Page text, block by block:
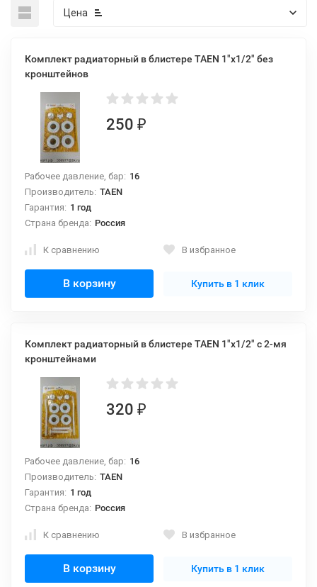
Цена
Комплект радиаторный в блистере TAEN 1"x1/2" без
кронштейнов
250 ₽
Рабочее давление, бар: 16
Производитель: TAEN
Гарантия: 1 год
Страна бренда: Россия
К сравнению В избранное
В корзину Купить в 1 клик
Комплект радиаторный в блистере TAEN 1"x1/2" с 2-мя
кронштейнами
320 ₽
Рабочее давление, бар: 16
Производитель: TAEN
Гарантия: 1 год
Страна бренда: Россия
К сравнению В избранное
В корзину Купить в 1 клик